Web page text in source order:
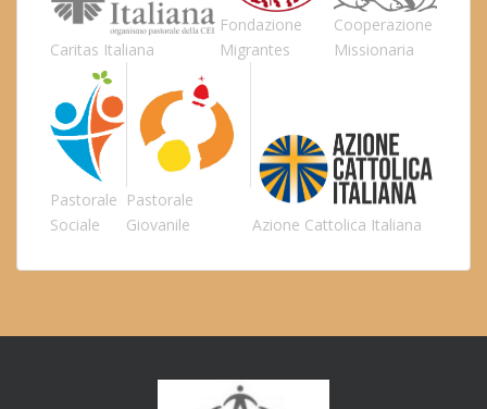
Caritas Italiana
Fondazione
Migrantes
Cooperazione
Missionaria
Pastorale
Sociale
Pastorale
Giovanile
Azione Cattolica Italiana